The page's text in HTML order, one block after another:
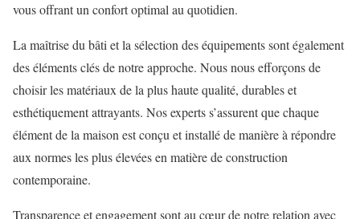
vous offrant un confort optimal au quotidien.
La maîtrise du bâti et la sélection des équipements sont également
des éléments clés de notre approche. Nous nous efforçons de
choisir les matériaux de la plus haute qualité, durables et
esthétiquement attrayants. Nos experts s’assurent que chaque
élément de la maison est conçu et installé de manière à répondre
aux normes les plus élevées en matière de construction
contemporaine.
Transparence et engagement sont au cœur de notre relation avec